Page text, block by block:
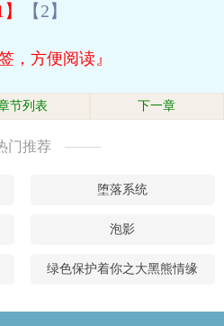
【2】
，方便阅读』
节列表 下一章
门推荐
堕落系统
泡影
绿色保护着你之大黑熊情缘